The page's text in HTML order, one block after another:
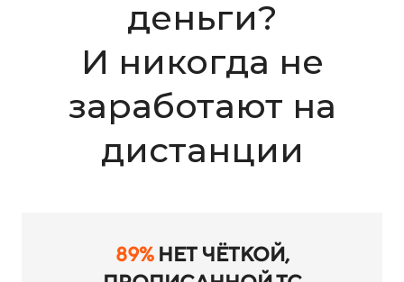
деньги?
И никогда не
заработают на
дистанции
89%НЕТ ЧЁТКОЙ,